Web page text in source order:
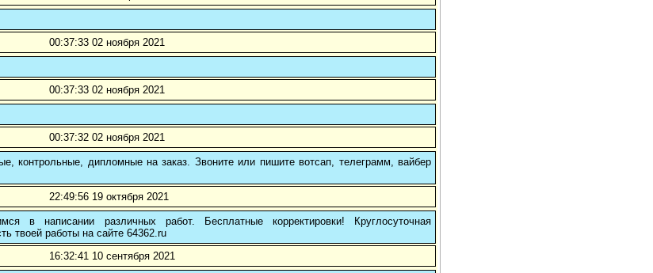
00:37:33 02 ноября 2021
00:37:33 02 ноября 2021
00:37:32 02 ноября 2021
контрольные, дипломные на заказ. Звоните или пишите вотсап, телеграмм, вайбер
22:49:56 19 октября 2021
в написании различных работ. Бесплатные корректировки! Круглосуточная
твоей работы на сайте 64362.ru
16:32:41 10 сентября 2021